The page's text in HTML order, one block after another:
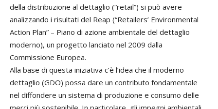
della distribuzione al dettaglio (“retail”) si può avere
analizzando i risultati del Reap (“Retailers’ Environmental
Action Plan” – Piano di azione ambientale del dettaglio
moderno), un progetto lanciato nel 2009 dalla
Commissione Europea.
Alla base di questa iniziativa c’è l’idea che il moderno
dettaglio (GDO) possa dare un contributo fondamentale
nel diffondere un sistema di produzione e consumo delle